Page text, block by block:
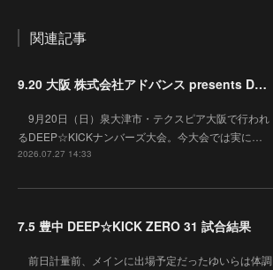
関連記事
9.20 大阪 株式会社アドバンス presents DEEP☆KICK 79･80 7月の準決勝を勝ち抜いた6名による-53kg･-65kg･QUEEN-46kgと3つの王座決定戦の開催が決定！
9月20日（日）泉大津市・テクスピア大阪で行われ
るDEEP☆KICKナンバーズ大会。今大会では実に…
2026.07.27 14:33
7.5 豊中 DEEP☆KICK ZERO 31 試合結果
前日計量前、メインに出場予定だったゆいらは体調